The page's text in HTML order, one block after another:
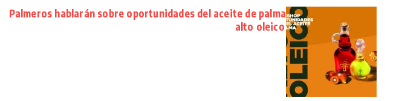
Palmeros hablarán sobre oportunidades del aceite de palma
alto oleico